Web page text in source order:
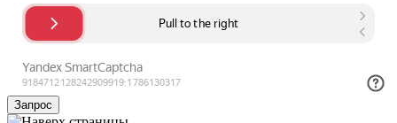
Запрос